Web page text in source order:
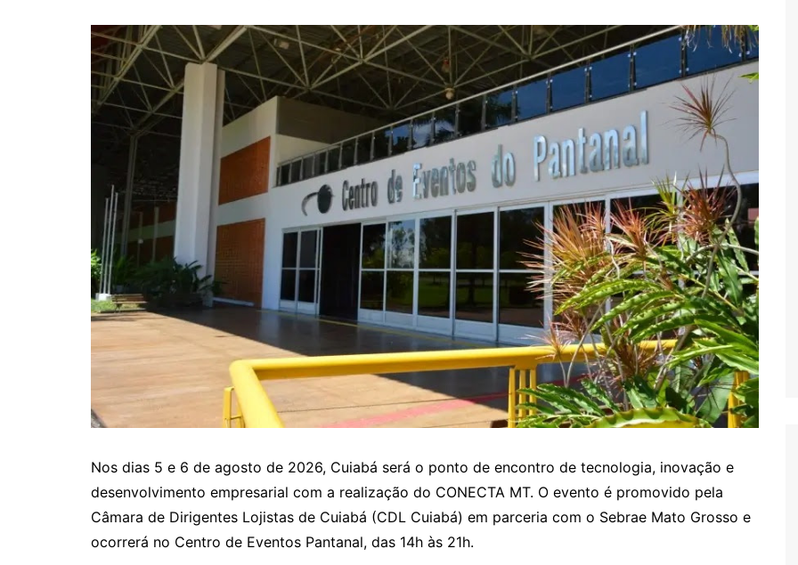
Nos dias 5 e 6 de agosto de 2026, Cuiabá será o ponto de encontro de tecnologia, inovação e
desenvolvimento empresarial com a realização do CONECTA MT. O evento é promovido pela
Câmara de Dirigentes Lojistas de Cuiabá (CDL Cuiabá) em parceria com o Sebrae Mato Grosso e
ocorrerá no Centro de Eventos Pantanal, das 14h às 21h.